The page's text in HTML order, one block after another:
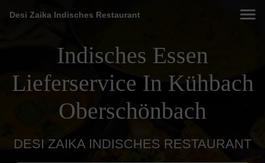
Desi Zaika Indisches Restaurant
Indisches Essen
Lieferservice In Kühbach
Oberschönbach
DESI ZAIKA INDISCHES RESTAURANT